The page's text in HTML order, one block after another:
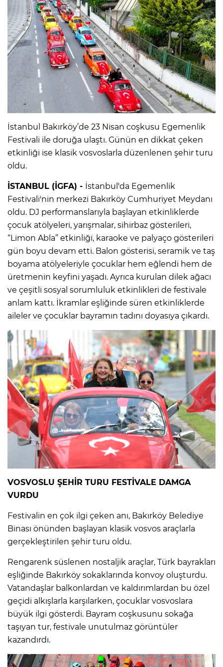
İstanbul Bakırköy’de 23 Nisan coşkusu Egemenlik
Festivali ile doruğa ulaştı. Günün en dikkat çeken
etkinliği ise klasik vosvoslarla düzenlenen şehir turu
oldu.
İSTANBUL (İGFA) - İstanbul'da Egemenlik
Festivali'nin merkezi Bakırköy Cumhuriyet Meydanı
oldu. DJ performanslarıyla başlayan etkinliklerde
çocuk atölyeleri, yarışmalar, sihirbaz gösterileri,
“Limon Abla” etkinliği, karaoke ve palyaço gösterileri
gün boyu devam etti. Balon gösterisi, seramik ve taş
boyama atölyeleriyle çocuklar hem eğlendi hem de
üretmenin keyfini yaşadı. Ayrıca kurulan dilek ağacı
ve çeşitli sosyal sorumluluk etkinlikleri de festivale
anlam kattı. İkramlar eşliğinde süren etkinliklerde
aileler ve çocuklar bayramın tadını doyasıya çıkardı.
VOSVOSLU ŞEHİR TURU FESTİVALE DAMGA
VURDU
Festivalin en çok ilgi çeken anı, Bakırköy Belediye
Binası önünden başlayan klasik vosvos araçlarla
gerçekleştirilen şehir turu oldu.
Rengarenk süslenen nostaljik araçlar, Türk bayrakları
eşliğinde Bakırköy sokaklarında konvoy oluşturdu.
Vatandaşlar balkonlardan ve kaldırımlardan bu özel
geçidi alkışlarla karşılarken, çocuklar vosvoslara
büyük ilgi gösterdi. Bayram coşkusunu sokağa
taşıyan tur, festivale unutulmaz görüntüler
kazandırdı.